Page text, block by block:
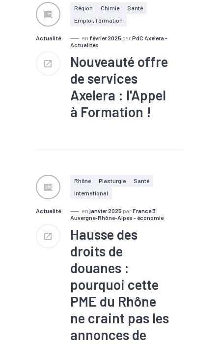
d’échantillons, dont
notamment des activités
d'isolation de PBMC,
d'extraction.
Actualité
Région Chimie
Santé
Emploi, formation
en février 2025 par PdC Axelera -
Actualités
Nouveauté offre
de services
Axelera : l'Appel
à Formation !
Actualité
Rhône Plasturgie
Santé
International
en janvier 2025 par France 3
Auvergne-Rhône-Alpes - économie
Hausse des
droits de
douanes :
pourquoi cette
PME du Rhône
ne craint pas les
annonces de